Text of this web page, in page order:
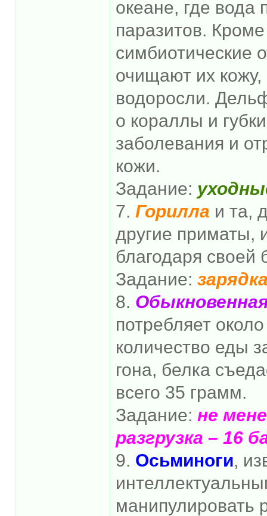
океане, где вода
паразитов.
симбиотические
очищают их
водоросли.
о кораллы и
заболевания и
кожи.
Задание:
7. Горилла и та,
другие приматы,
благодаря своей
Задание:
8.
потребляет
количество еды
гона, белка
всего 35 грамм.
Задание: не
разгрузка – 16
9. Осьминоги,
манипулировать